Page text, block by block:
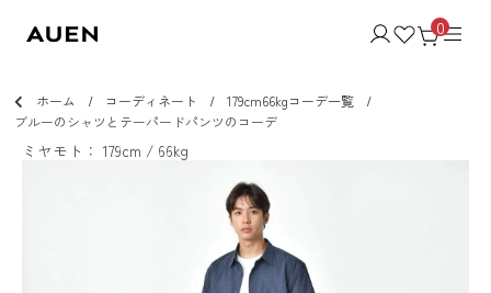
0
ホーム コーディネート
179cm66kgコーデ一覧
ブルーのシャツとテーパードパンツのコーデ
ミヤモト： 179cm / 66kg